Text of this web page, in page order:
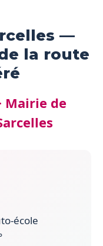
—
la route
Mairie de
école